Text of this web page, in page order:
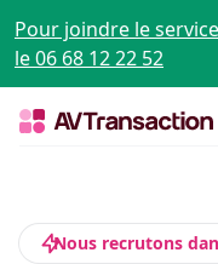
Pour joindre le
le 06 68 12 22 52
Nous recrutons